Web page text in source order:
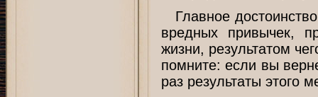
Главное
вредных привычек,
жизни, результатом
помните: если вы
раз результаты этого